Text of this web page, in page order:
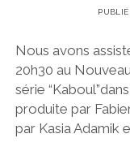
Nous avons
20h30 au
série
produite par
par Kasia Adamik